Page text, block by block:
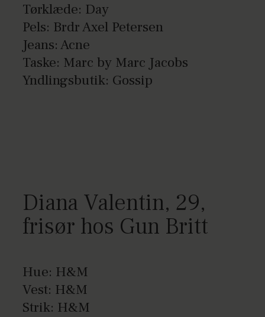
Tørklæde: Day
Pels: Brdr Axel Petersen
Jeans: Acne
Taske: Marc by Marc Jacobs
Yndlingsbutik: Gossip
Diana Valentin, 29,
frisør hos Gun Britt
Hue: H&M
Vest: H&M
Strik: H&M